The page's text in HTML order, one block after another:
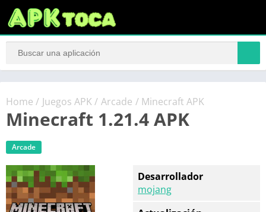
Home / Juegos APK/ Arcade / Minecraft APK
Minecraft 1.21.4 APK
Arcade
Desarrollador
mojang